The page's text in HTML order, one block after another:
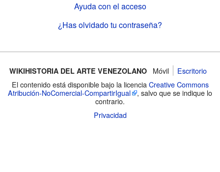
Ayuda con el acceso
¿Has olvidado tu contraseña?
WIKIHISTORIA DEL ARTE VENEZOLANO Móvil
Escritorio
El contenido está disponible bajo la licencia Creative Commons
Atribución-NoComercial-CompartirIgual
, salvo que se indique lo
contrario.
Privacidad